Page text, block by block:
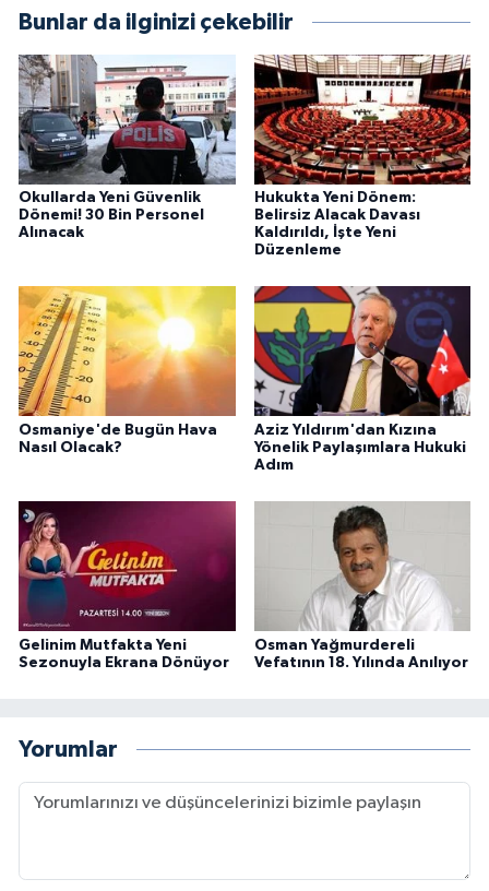
Bunlar da ilginizi çekebilir
Okullarda Yeni Güvenlik
Dönemi! 30 Bin Personel
Alınacak
Hukukta Yeni Dönem:
Belirsiz Alacak Davası
Kaldırıldı, İşte Yeni
Düzenleme
Osmaniye'de Bugün Hava
Nasıl Olacak?
Aziz Yıldırım'dan Kızına
Yönelik Paylaşımlara Hukuki
Adım
Gelinim Mutfakta Yeni
Sezonuyla Ekrana Dönüyor
Osman Yağmurdereli
Vefatının 18. Yılında Anılıyor
Yorumlar